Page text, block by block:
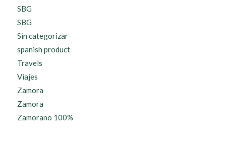
SBG
SBG
Sin categorizar
spanish product
Travels
Viajes
Zamora
Zamora
Zamorano 100%